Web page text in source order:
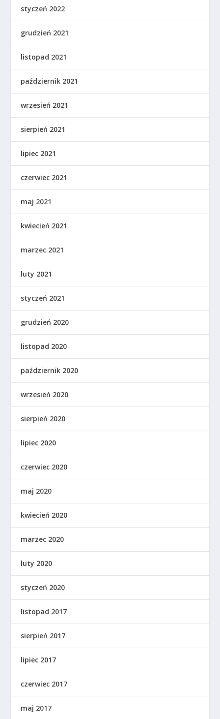
styczeń 2022
grudzień 2021
listopad 2021
październik 2021
wrzesień 2021
sierpień 2021
lipiec 2021
czerwiec 2021
maj 2021
kwiecień 2021
marzec 2021
luty 2021
styczeń 2021
grudzień 2020
listopad 2020
październik 2020
wrzesień 2020
sierpień 2020
lipiec 2020
czerwiec 2020
maj 2020
kwiecień 2020
marzec 2020
luty 2020
styczeń 2020
listopad 2017
sierpień 2017
lipiec 2017
czerwiec 2017
maj 2017